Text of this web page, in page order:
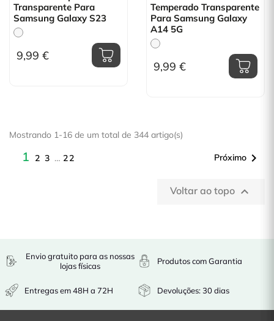
Transparente Para
Samsung Galaxy S23
9,99 €
Temperado Transparente
Para Samsung Galaxy
A14 5G
9,99 €
Mostrando 1-16 de um total de 344 artigo(s)
1 2 3 … 22 Próximo 
Voltar ao topo 
Envio gratuito para as nossas
lojas físicas
Entregas em 48H a 72H
Produtos com Garantia
Devoluções: 30 dias